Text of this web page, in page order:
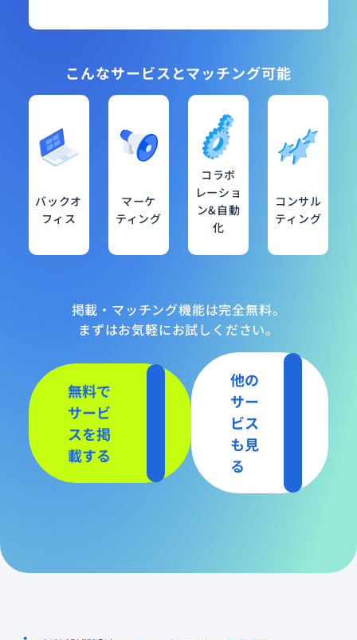
こんなサービスとマッチング可能
バックオ
フィス
マーケ
ティング
コラボ
レーショ
ン&自動
化
コンサル
ティング
掲載・マッチング機能は完全無料。
まずはお気軽にお試しください。
無料で
サービ
スを掲
載する
他の
サー
ビス
も見
る